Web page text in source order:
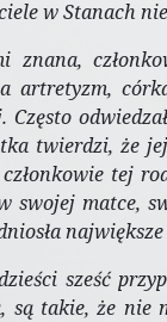
w Stanach
znana,
artretyzm,
twierdzi, że
tej
swojej matce,
sześć
są takie, że